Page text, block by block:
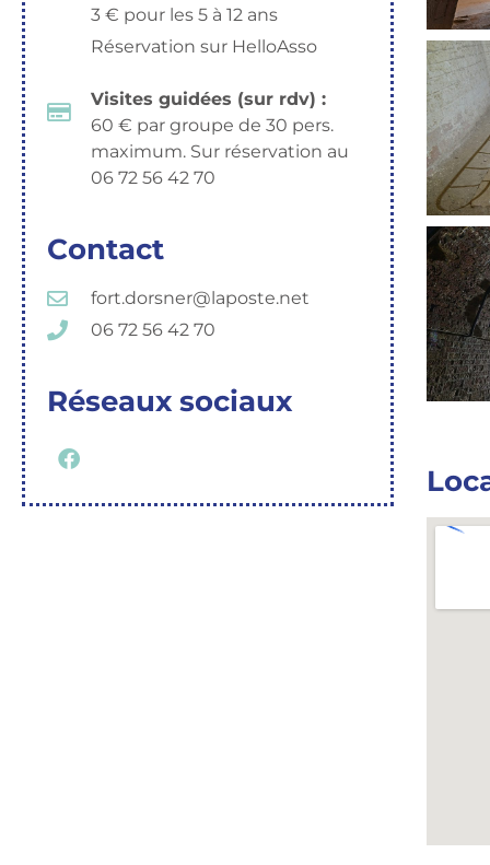
3 € pour les 5 à 12 ans
Réservation sur HelloAsso
Visites guidées (sur rdv) :
60 € par groupe de 30 pers.
maximum. Sur réservation au
06 72 56 42 70
Contact
fort.dorsner@laposte.net
06 72 56 42 70
Réseaux sociaux